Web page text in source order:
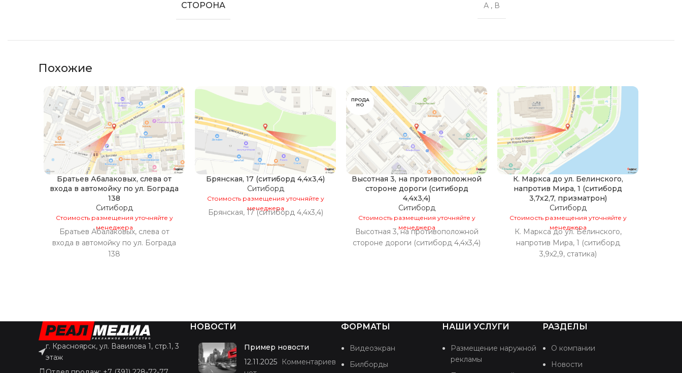
СТОРОНА А , В
Похожие
Братьев Абалаковых, слева от
входа в автомойку по ул. Бограда
138
Ситиборд
Стоимость размещения уточняйте у
менеджера
Братьев Абалаковых, слева от
входа в автомойку по ул. Бограда
138
Брянская, 17 (ситиборд 4,4х3,4)
Ситиборд
Стоимость размещения уточняйте у
менеджера
Брянская, 17 (ситиборд 4,4х3,4)
ПРОДА
НО
Высотная 3, на противоположной
стороне дороги (ситиборд
4,4х3,4)
Ситиборд
Стоимость размещения уточняйте у
менеджера
Высотная 3, на противоположной
стороне дороги (ситиборд 4,4х3,4)
К. Маркса до ул. Белинского,
напротив Мира, 1 (ситиборд
3,7х2,7, призматрон)
Ситиборд
Стоимость размещения уточняйте у
менеджера
К. Маркса до ул. Белинского,
напротив Мира, 1 (ситиборд
3,9х2,9, статика)
г. Красноярск, ул. Вавилова 1, стр.1, 3
этаж
НОВОСТИ
Пример новости
12.11.2025
Комментариев
ФОРМАТЫ
Видеоэкран
Билборды
НАШИ УСЛУГИ
Размещение наружной
рекламы
РАЗДЕЛЫ
О компании
Новости